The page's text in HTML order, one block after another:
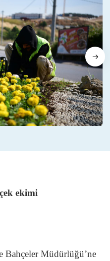
ekimi
Bahçeler Müdürlüğü’ne